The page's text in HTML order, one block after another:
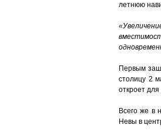
летнюю
Первым
столицу 2
откроет
Всего же в
Невы в